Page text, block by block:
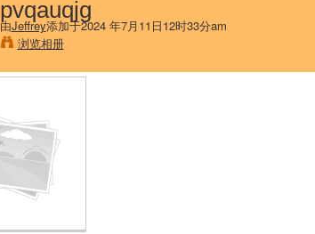
pvqauqjg
由Jeffrey添加于2024 年7月11日12时33分am
浏览相册